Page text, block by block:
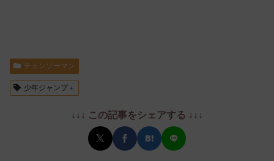
チェンソーマン
少年ジャンプ＋
↓↓↓ この記事をシェアする ↓↓↓